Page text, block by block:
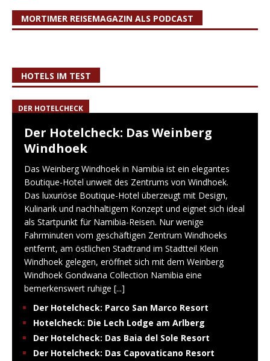
MORTIMER REISEMAGAZIN ALS PODCAST
HOTELS IM TEST
DER HOTELCHECK
Der Hotelcheck: Das Weinberg
Windhoek
Das Weinberg Windhoek in Namibia ist ein elegantes
Boutique-Hotel unweit des Zentrums von Windhoek.
Das luxuriöse Boutique-Hotel überzeugt mit Design,
Kulinarik und nachhaltigem Konzept und eignet sich ideal
als Startpunkt für Namibia-Reisen. Nur wenige
Fahrminuten vom geschäftigen Zentrum Windhoeks
entfernt, am östlichen Stadtrand im Stadtteil Klein
Windhoek gelegen, eröffnet sich mit dem Weinberg
Windhoek Gondwana Collection Namibia eine
bemerkenswert ruhige [...]
Der Hotelcheck: Parco San Marco Resort
Hotelcheck: Die Lech Lodge am Arlberg
Der Hotelcheck: Das Baia del Sole Resort
Der Hotelcheck: Das Capovaticano Resort